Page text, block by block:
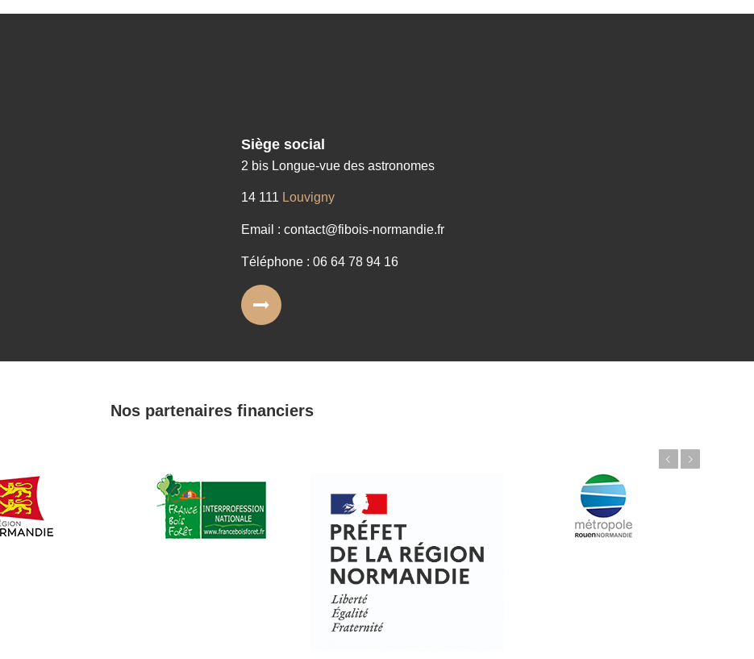
Siège social
2 bis Longue-vue des astronomes
14 111 Louvigny
Email : contact@fibois-normandie.fr
Téléphone : 06 64 78 94 16
Nos partenaires financiers